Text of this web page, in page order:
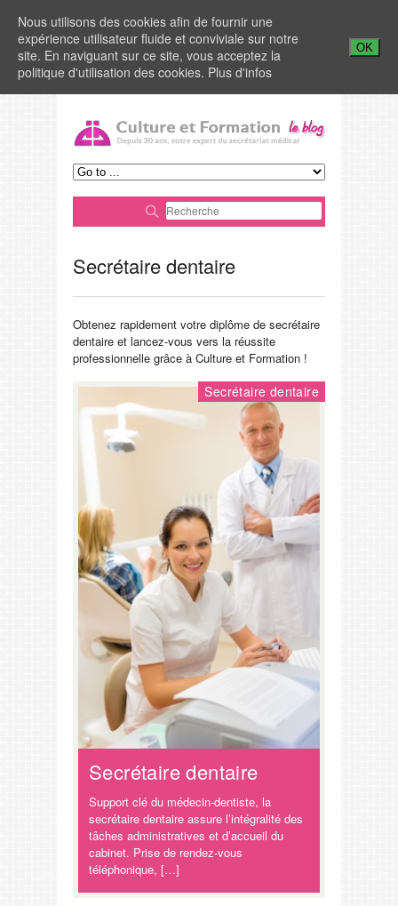
Secrétaire dentaire
Obtenez rapidement votre diplôme de secrétaire
dentaire et lancez-vous vers la réussite
professionnelle grâce à Culture et Formation !
Secrétaire dentaire
Secrétaire dentaire
Support clé du médecin-dentiste, la
secrétaire dentaire assure l’intégralité des
tâches administratives et d’accueil du
cabinet. Prise de rendez-vous
téléphonique, […]
Nous utilisons des cookies afin de fournir une
expérience utilisateur fluide et conviviale sur notre
site. En naviguant sur ce site, vous acceptez la
politique d'utilisation des cookies. Plus d'infos
OK